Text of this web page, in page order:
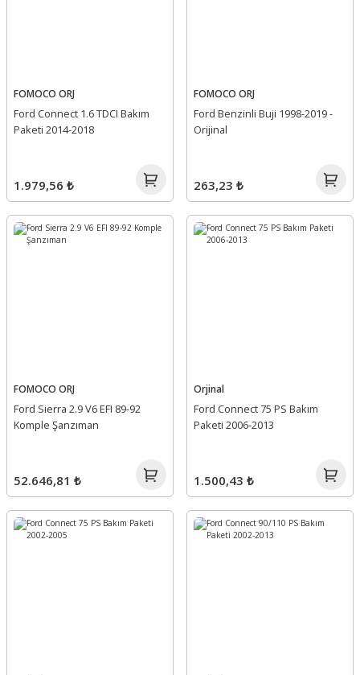
FOMOCO ORJ
Ford Connect 1.6 TDCI Bakım
Paketi 2014-2018
1.979,56 ₺
FOMOCO ORJ
Ford Benzinli Buji 1998-2019 -
Orijinal
263,23 ₺
FOMOCO ORJ
Ford Sierra 2.9 V6 EFI 89-92
Komple Şanzıman
52.646,81 ₺
Orjinal
Ford Connect 75 PS Bakım
Paketi 2006-2013
1.500,43 ₺